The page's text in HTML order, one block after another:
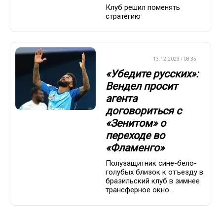
Клуб решил поменять
стратегию
13.12.2023 / 08:35
«Убедите русских»:
Вендел просит
агента
договориться с
«Зенитом» о
переходе во
«Фламенго»
Полузащитник сине-бело-
голубых близок к отъезду в
бразильский клуб в зимнее
трансферное окно.